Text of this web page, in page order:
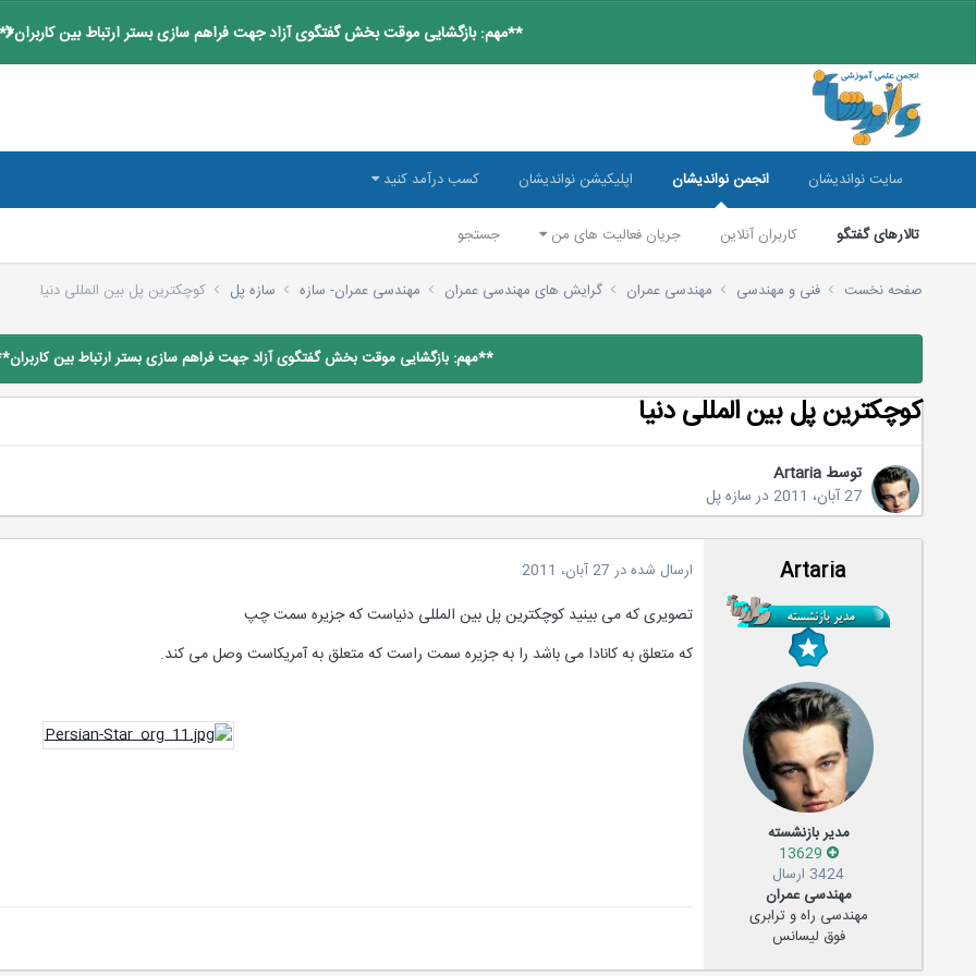
**مهم: بازگشایی موقت بخش گفتگوی آزاد جهت فراهم سازی بستر ارتباط بین کاربران**
سایت نواندیشان انجمن نواندیشان
تالارهای گفتگو کاربران آنلاین جریان فعالیت های من جستجو
اپلیکیشن نواندیشان کسب درآمد کنید
صفحه نخست فنی و مهندسی مهندسی عمران گرایش های مهندسی عمران مهندسی عمران- سازه سازه پل كوچكترین پل بین المللی دنیا
**مهم: بازگشایی موقت بخش گفتگوی آزاد جهت فراهم سازی بستر ارتباط بین
كوچكترین پل بین المللی دنیا
توسط Artaria
27 آبان، 2011
درسازه پل
Artaria
مدیر بازنشسته
3424 ارسال
مهندسی عمران
مهندسی راه و ترابری
فوق لیسانس
ارسال شده در 27 آبان، 2011
تصویری که می بینید کوچکترین پل بین المللی دنیاست که جزیره سمت چپ
که متعلق به کانادا می باشد را به جزیره سمت راست که متعلق به آمریکاست وصل می کند.